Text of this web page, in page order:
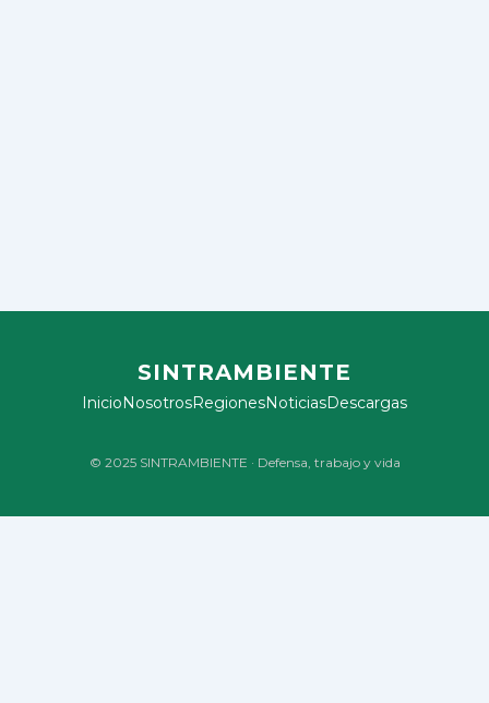
SINTRAMBIENTE
InicioNosotrosRegionesNoticiasDescargas
© 2025 SINTRAMBIENTE · Defensa, trabajo y vida